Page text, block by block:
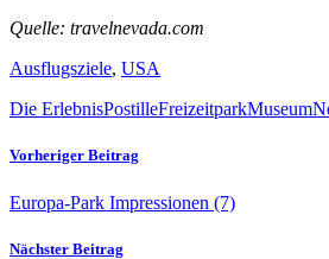
Quelle: travelnevada.com
Ausflugsziele, USA
Die ErlebnisPostilleFreizeitparkMuseum
Vorheriger Beitrag
Europa-Park Impressionen (7)
Nächster Beitrag